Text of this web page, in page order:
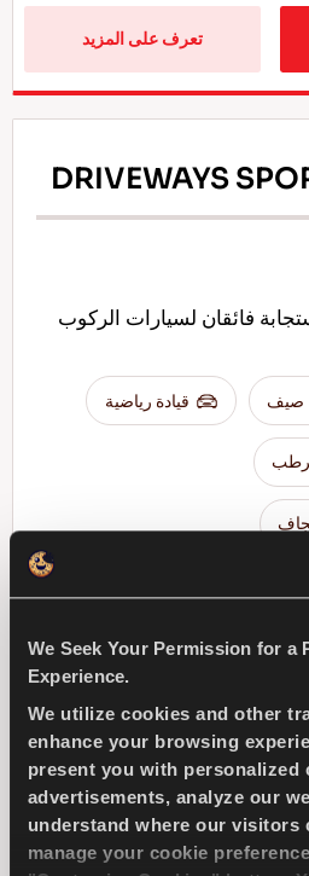
We Seek Your Permission for a
Experience.
We utilize cookies and other
enhance your browsing
present you with personalized
advertisements, analyze our
understand where our visitors
manage your cookie
تعرف على المزيد
DRIVEWAYS
فائقان لسيارات الركوب
صيف قيادة رياضية
تعرف على المزيد